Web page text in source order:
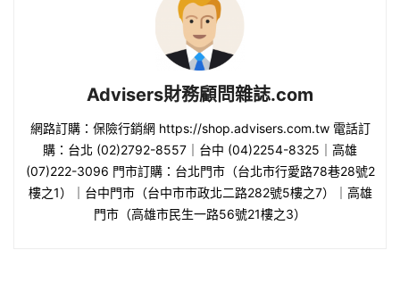
Advisers財務顧問雜誌.com
網路訂購：保險行銷網 https://shop.advisers.com.tw 電話訂
購：台北 (02)2792-8557｜台中 (04)2254-8325｜高雄
(07)222-3096 門市訂購：台北門市（台北市行愛路78巷28號2
樓之1）｜台中門市（台中市市政北二路282號5樓之7）｜高雄
門市（高雄市民生一路56號21樓之3）